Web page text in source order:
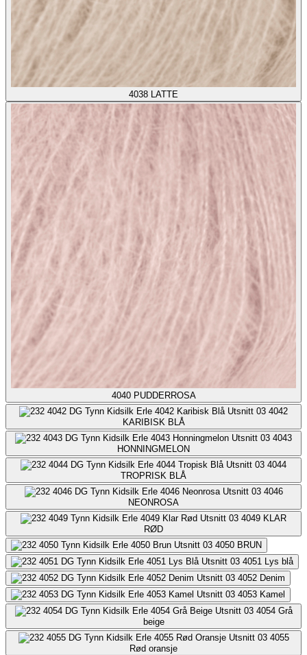
4038 LATTE
4040 PUDDERROSA
4042
KARIBISK BLÅ
4043
HONNINGMELON
4044
TROPRISK BLÅ
4046
NEONROSA
4049 KLAR
RØD
4050 BRUN
4051 Lys blå
4052 Denim
4053 Kamel
4054 Grå
beige
4055
Rød oransje